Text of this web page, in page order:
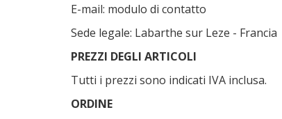
E-mail: modulo di contatto
Sede legale: Labarthe sur Leze - Francia
PREZZI DEGLI ARTICOLI
Tutti i prezzi sono indicati IVA inclusa.
ORDINE